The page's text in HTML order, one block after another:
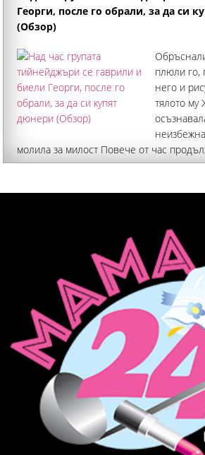
Георги, после го обрали, за да си
(Обзор)
плюли го,
него и
тялото му
молила за милост Повече от час
побой, придружен с изключителни
наранявания в Пловдив